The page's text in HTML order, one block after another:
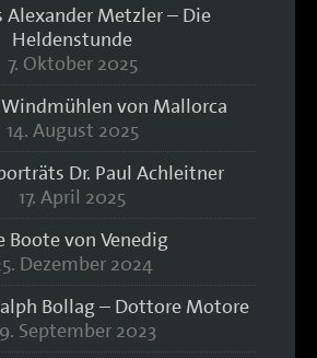
Alexander Metzler – Die
Heldenstunde
7. Oktober 2025
von Mallorca
14. August 2025
Dr. Paul Achleitner
17. April 2025
Boote von Venedig
Dezember 2024
Bollag – Dottore Motore
September 2023